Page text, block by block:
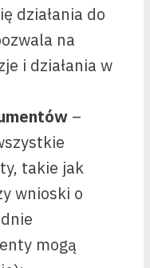
działania do
na
i działania w
–
takie jak
wnioski o
mogą